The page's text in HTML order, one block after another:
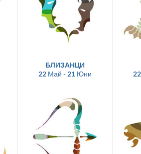
БЛИЗАНЦИ
22 Май - 21 Юни